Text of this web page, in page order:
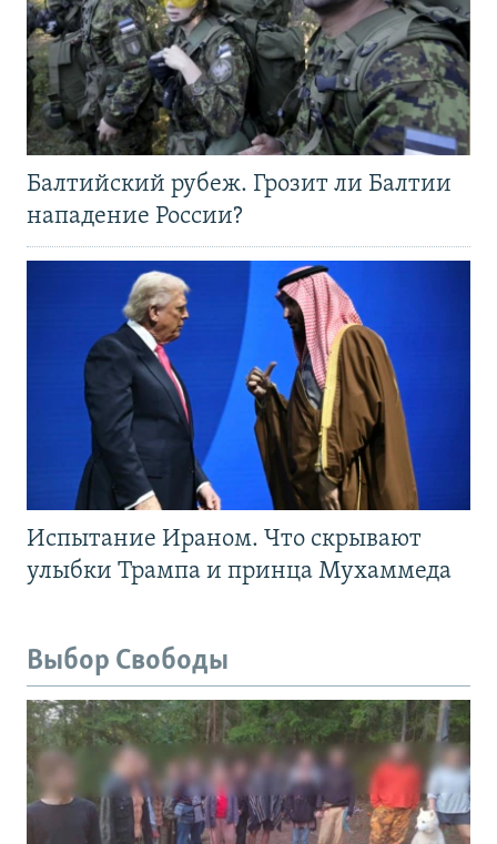
Балтийский рубеж. Грозит ли Балтии
нападение России?
Испытание Ираном. Что скрывают
улыбки Трампа и принца Мухаммеда
Выбор Свободы